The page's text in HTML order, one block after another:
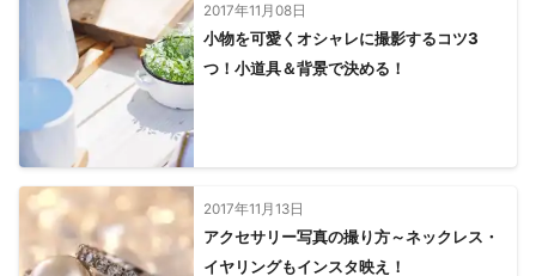
松崎町
南伊豆町 静岡市 焼津市
川根本町
島田市 牧之原市 御前崎市
菊川市
掛川市
森町 袋井市 磐田市 浜松市 湖西市
茨城県】
利根町
坂東市
河内町 常総市
阿見町
つくば市 古河市 稲敷市
土浦市
下妻市 結城市 かすみがうら市
潮来市
2017年11月08日
小物を可愛くオシャレに撮影するコツ3
つ！小道具＆背景で決める！
2017年11月13日
アクセサリー写真の撮り方～ネックレス・
イヤリングもインスタ映え！